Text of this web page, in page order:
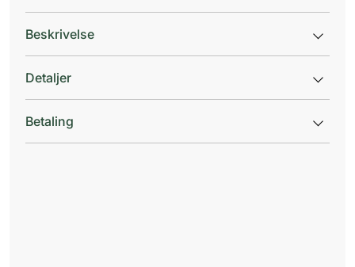
Beskrivelse
Detaljer
Betaling